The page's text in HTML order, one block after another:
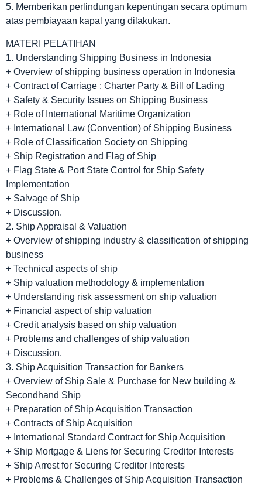
5. Memberikan perlindungan kepentingan secara optimum
atas pembiayaan kapal yang dilakukan.
MATERI PELATIHAN
1. Understanding Shipping Business in Indonesia
+ Overview of shipping business operation in Indonesia
+ Contract of Carriage : Charter Party & Bill of Lading
+ Safety & Security Issues on Shipping Business
+ Role of International Maritime Organization
+ International Law (Convention) of Shipping Business
+ Role of Classification Society on Shipping
+ Ship Registration and Flag of Ship
+ Flag State & Port State Control for Ship Safety
Implementation
+ Salvage of Ship
+ Discussion.
2. Ship Appraisal & Valuation
+ Overview of shipping industry & classification of shipping
business
+ Technical aspects of ship
+ Ship valuation methodology & implementation
+ Understanding risk assessment on ship valuation
+ Financial aspect of ship valuation
+ Credit analysis based on ship valuation
+ Problems and challenges of ship valuation
+ Discussion.
3. Ship Acquisition Transaction for Bankers
+ Overview of Ship Sale & Purchase for New building &
Secondhand Ship
+ Preparation of Ship Acquisition Transaction
+ Contracts of Ship Acquisition
+ International Standard Contract for Ship Acquisition
+ Ship Mortgage & Liens for Securing Creditor Interests
+ Ship Arrest for Securing Creditor Interests
+ Problems & Challenges of Ship Acquisition Transaction